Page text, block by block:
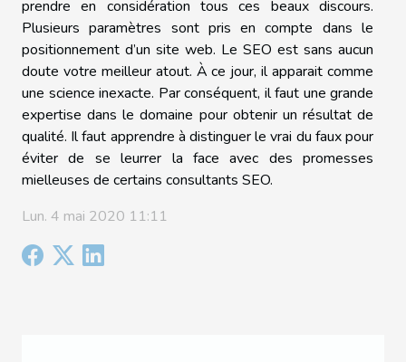
prendre en considération tous ces beaux discours.
Plusieurs paramètres sont pris en compte dans le
positionnement d’un site web. Le SEO est sans aucun
doute votre meilleur atout. À ce jour, il apparait comme
une science inexacte. Par conséquent, il faut une grande
expertise dans le domaine pour obtenir un résultat de
qualité. Il faut apprendre à distinguer le vrai du faux pour
éviter de se leurrer la face avec des promesses
mielleuses de certains consultants SEO.
Lun. 4 mai 2020 11:11